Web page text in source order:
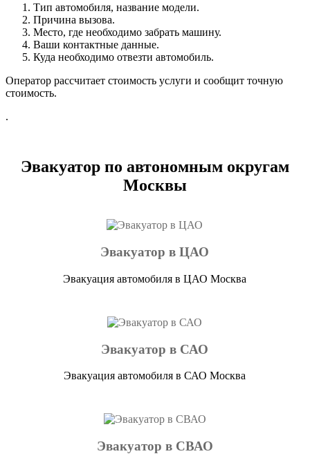
Тип автомобиля, название модели.
Причина вызова.
Место, где необходимо забрать машину.
Ваши контактные данные.
Куда необходимо отвезти автомобиль.
Оператор рассчитает стоимость услуги и сообщит точную
стоимость.
.
Эвакуатор по автономным округам
Москвы
Эвакуатор в ЦАО
Эвакуация автомобиля в ЦАО Москва
Эвакуатор в САО
Эвакуация автомобиля в САО Москва
Эвакуатор в СВАО